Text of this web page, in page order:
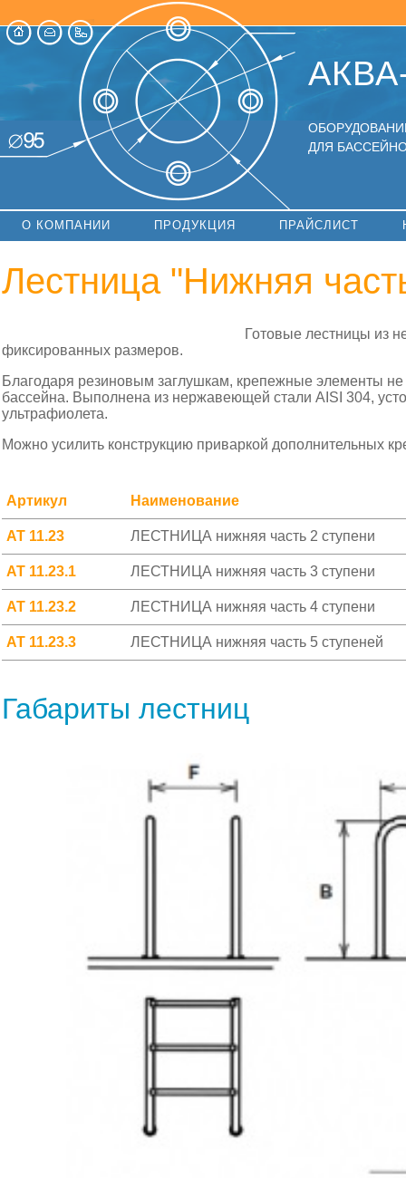
ДЛЯ
О КОМПАНИИ ПРОДУКЦИЯ ПРАЙСЛИСТ
Лестница "Нижняя
Готовые лестницы из
фиксированных размеров.
Благодаря резиновым заглушкам, крепежные элементы
бассейна. Выполнена из нержавеющей стали AISI 304,
ультрафиолета.
Можно усилить конструкцию приваркой дополнительных
Артикул Наименование
АТ 11.23 ЛЕСТНИЦА нижняя часть 2 ступени
АТ 11.23.1 ЛЕСТНИЦА нижняя часть 3 ступени
АТ 11.23.2 ЛЕСТНИЦА нижняя часть 4 ступени
АТ 11.23.3 ЛЕСТНИЦА нижняя часть 5 ступеней
Габариты лестниц